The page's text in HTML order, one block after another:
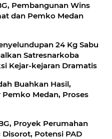
Pembangunan Wins
dan Pemko Medan
24 Kg Sabu
Satresnarkoba
Kejar-kejaran Dramatis
Buahkan Hasil,
Medan, Proses
Proyek Perumahan
Potensi PAD